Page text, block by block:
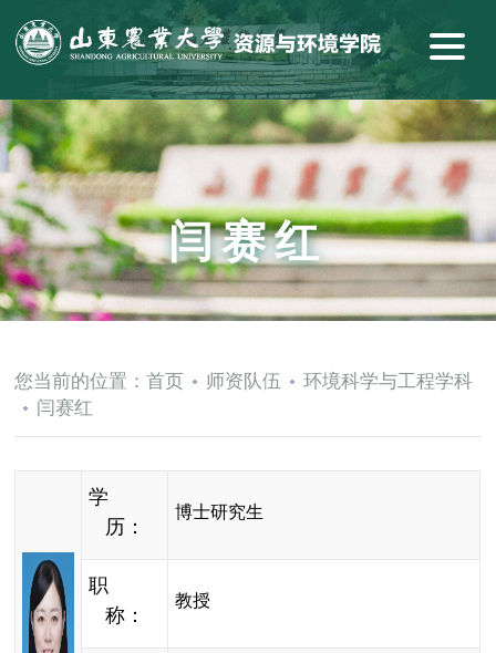
闫赛红
您当前的位置：首页 师资队伍
环境科学与工程学科
闫赛红
学
历：
博士研究生
职
称：
教授